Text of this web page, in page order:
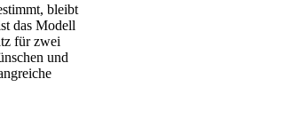
bleibt
das Modell
für zwei
und